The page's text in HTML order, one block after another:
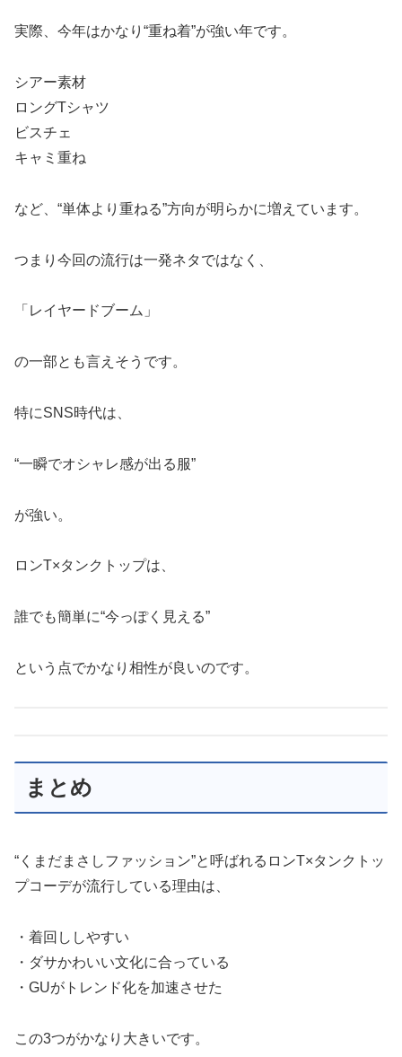
実際、今年はかなり“重ね着”が強い年です。
シアー素材
ロングTシャツ
ビスチェ
キャミ重ね
など、“単体より重ねる”方向が明らかに増えています。
つまり今回の流行は一発ネタではなく、
「レイヤードブーム」
の一部とも言えそうです。
特にSNS時代は、
“一瞬でオシャレ感が出る服”
が強い。
ロンT×タンクトップは、
誰でも簡単に“今っぽく見える”
という点でかなり相性が良いのです。
まとめ
“くまだまさしファッション”と呼ばれるロンT×タンクトッ
プコーデが流行している理由は、
・着回ししやすい
・ダサかわいい文化に合っている
・GUがトレンド化を加速させた
この3つがかなり大きいです。